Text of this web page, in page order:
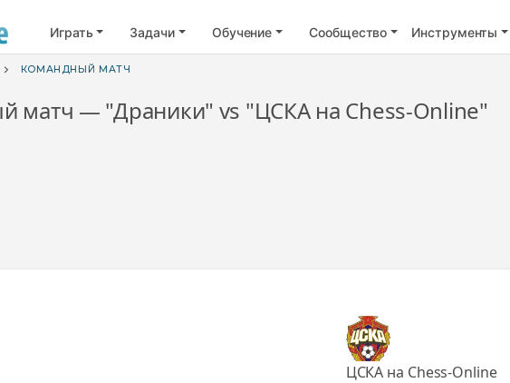
Играть Задачи Обучение Сообщество Инструменты
КОМАНДНЫЙ МАТЧ
матч — "Драники" vs "ЦСКА на Chess-Online"
ЦСКА на Chess-Online